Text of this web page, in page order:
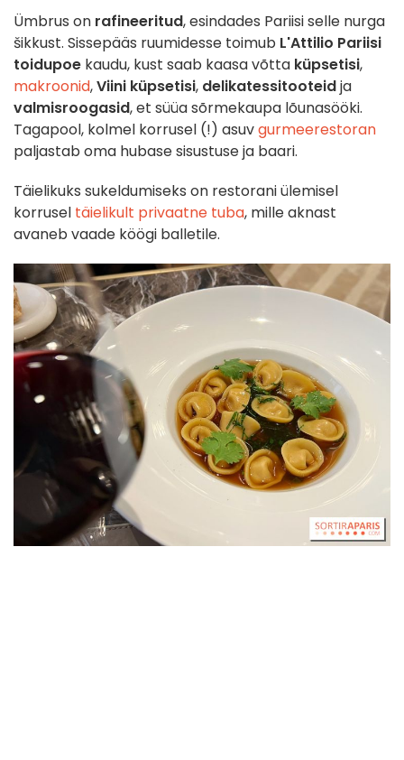
Ümbrus on rafineeritud, esindades Pariisi selle nurga
šikkust. Sissepääs ruumidesse toimub L'Attilio Pariisi
toidupoe kaudu, kust saab kaasa võtta küpsetisi,
makroonid,Viini küpsetisi, delikatessitooteidja
valmisroogasid, et süüa sõrmekaupa lõunasööki.
Tagapool, kolmel korrusel (!) asuvgurmeerestoran
paljastab oma hubase sisustuse ja baari.
Täielikuks sukeldumiseks on restorani ülemisel
korrusel täielikult privaatne tuba, mille aknast
avaneb vaade köögi balletile.